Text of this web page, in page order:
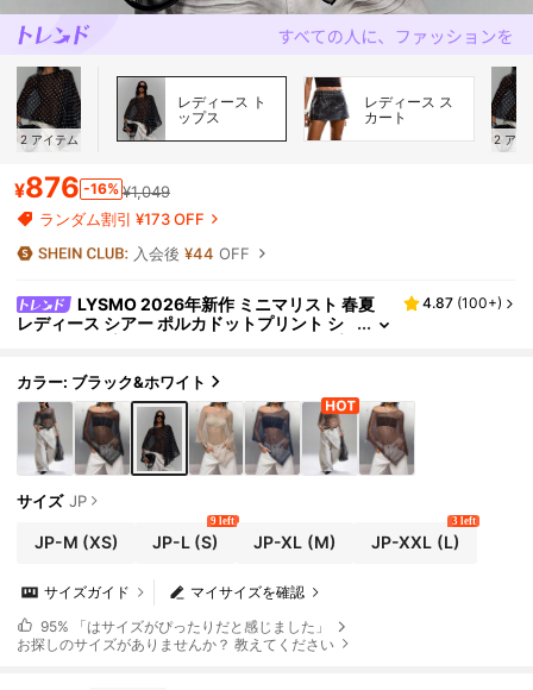
2 アイテム
レディース ト
ップス
レディース ス
カート
2 アイ
¥876 -16% ¥1,049
ランダム割引 ¥173 OFF
入会後¥44 OFF
LYSMO 2026年新作 ミニマリスト 春夏
レディース シアー ポルカドットプリント シ
ィー用トップ/ビーチ用レディース/お出かけ用レ
ディース/カジュアルブラウス レディース/ホリデ
ー用レディース/レディースカントリー/ソーシャ
ル/ポルカドットトップ/ブラックトップ
4.87 (100+)
カラー: ブラック&ホワイト
サイズ JP
JP-M (XS) JP-L (S)
9 left
JP-XL (M) JP-XXL (L)
3 left
マイサイズを確認
サイズガイド
95% 「はサイズがぴったりだと感じました」
お探しのサイズがありませんか？ 教えてください